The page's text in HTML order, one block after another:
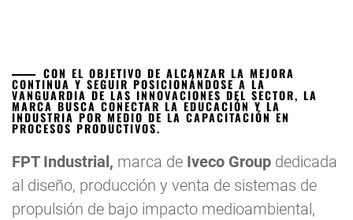
CON EL OBJETIVO DE ALCANZAR LA MEJORA
CONTINUA Y SEGUIR POSICIONÁNDOSE A LA
VANGUARDIA DE LAS INNOVACIONES DEL SECTOR, LA
MARCA BUSCA CONECTAR LA EDUCACIÓN Y LA
INDUSTRIA POR MEDIO DE LA CAPACITACIÓN EN
PROCESOS PRODUCTIVOS.
FPT Industrial, marca de Iveco Group dedicada
al diseño, producción y venta de sistemas de
propulsión de bajo impacto medioambiental,